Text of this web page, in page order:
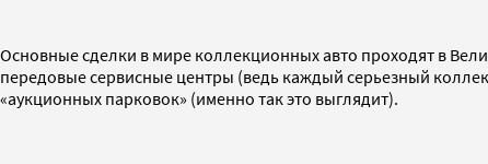
Основные сделки в мире коллекционных авто проходят в
передовые сервисные центры (ведь каждый серьезный
«аукционных парковок» (именно так это выглядит).